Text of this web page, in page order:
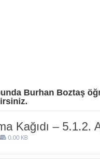
Burhan Boztaş
Kağıdı – 5.1.2.
0.00 KB